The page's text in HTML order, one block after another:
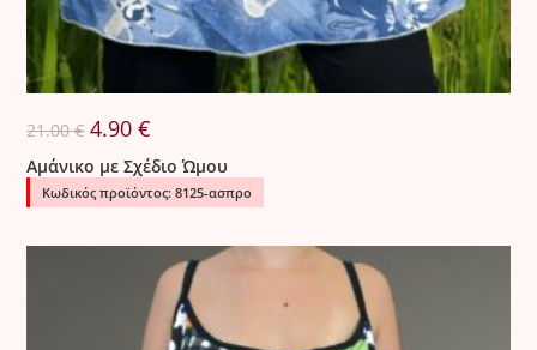
21.00€ Original
price
was:
21.00 €.
4.90€
τιμή
είναι:
4.90 €.
Αμάνικο με Σχέδιο Ώμου
Κωδικός προϊόντος: 8125-ασπρο